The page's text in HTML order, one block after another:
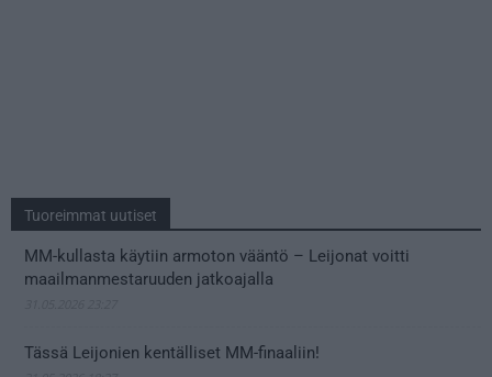
Tuoreimmat uutiset
MM-kullasta käytiin armoton vääntö – Leijonat voitti
maailmanmestaruuden jatkoajalla
Tässä Leijonien kentälliset MM-finaaliin!